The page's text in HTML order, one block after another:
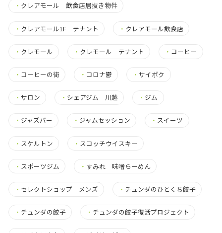
・ クレアモール 飲食店居抜き物件
・ クレアモール1F テナント ・ クレアモール飲食店
・ クレモール ・ クレモール テナント ・ コーヒー
・ コーヒーの街 ・ コロナ鬱 ・サイボク
・ サロン ・ シェアジム 川越 ・ ジム
・ ジャズバー ・ ジャムセッション ・ スイーツ
・ スケルトン ・ スコッチウイスキー
・ スポーツジム ・ すみれ 味噌らーめん
・ セレクトショップ メンズ ・ チュンダのひとくち餃子
・ チュンダの餃子 ・ チュンダの餃子復活プロジェクト